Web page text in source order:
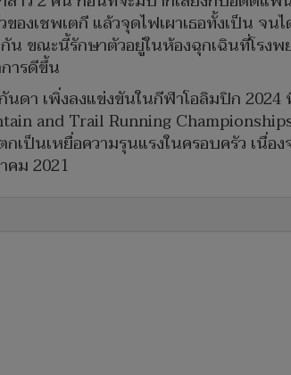
เชพเตกี แล้วจุดไฟเผาเธอทั้งเป็น จน
ณะนี้รักษาตัวอยู่ในห้องฉุกเฉินที่โรงพย
ารดีขึ้น
า เพิ่งลงแข่งขันในกีฬาโอลิมปิก 2024
and Trail Running
เป็นเหยื่อความรุนแรงในครอบครัว เนื่
ม 2021